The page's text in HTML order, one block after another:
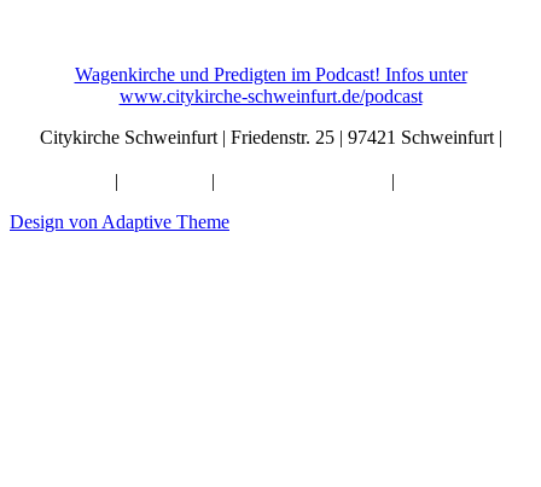
Wagenkirche und Predigten im Podcast! Infos unter
www.citykirche-schweinfurt.de/podcast
Citykirche Schweinfurt | Friedenstr. 25 | 97421 Schweinfurt |
| | |
Design von Adaptive Theme